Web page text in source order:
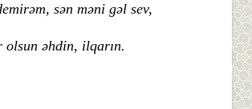
sən məni gəl sev,
olsun əhdin, ilqarın.